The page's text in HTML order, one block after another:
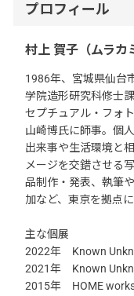
プロフィール
村上 賀子（ムラカ
1986年、宮城県仙台
学院造形研究科修士
セプチュアル・フォ
山崎博氏に師事。個
出来事や生活環境と
メージを交錯させる
品制作・発表、執筆
加など、東京を拠点に
主な個展
2022年 Known
2021年 Known
2015年 HOME